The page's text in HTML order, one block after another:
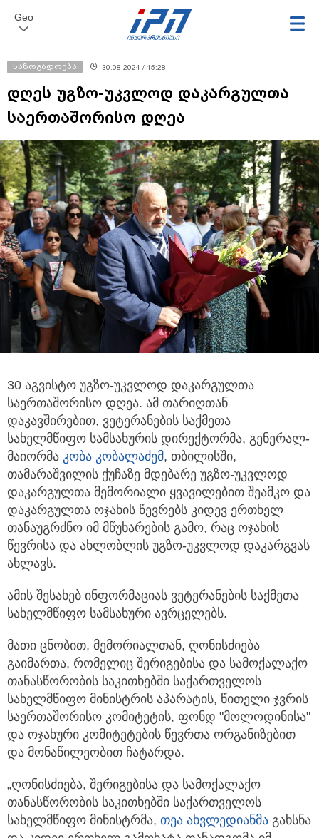
Geo
საზოგადოება 30.08.2024 / 15:28
დღეს უგზო-უკვლოდ დაკარგულთა
საერთაშორისო დღეა
30 აგვისტო უგზო-უკვლოდ დაკარგულთა
საერთაშორისო დღეა. ამ თარიღთან
დაკავშირებით, ვეტერანების საქმეთა
სახელმწიფო სამსახურის დირექტორმა, გენერალ-
მაიორმა კობა კობალაძემ, თბილისში,
თამარაშვილის ქუჩაზე მდებარე უგზო-უკვლოდ
დაკარგულთა მემორიალი ყვავილებით შეამკო და
დაკარგულთა ოჯახის წევრებს კიდევ ერთხელ
თანაუგრძნო იმ მწუხარების გამო, რაც ოჯახის
წევრისა და ახლობლის უგზო-უკვლოდ დაკარგვას
ახლავს.
ამის შესახებ ინფორმაციას ვეტერანების საქმეთა
სახელმწიფო სამსახური ავრცელებს.
მათი ცნობით, მემორიალთან, ღონისძიება
გაიმართა, რომელიც შერიგებისა და სამოქალაქო
თანასწორობის საკითხებში საქართველოს
სახელმწიფო მინისტრის აპარატის, წითელი ჯვრის
საერთაშორისო კომიტეტის, ფონდ "მოლოდინისა"
და ოჯახური კომიტეტების წევრთა ორგანიზებით
და მონაწილეობით ჩატარდა.
„ღონისძიება, შერიგებისა და სამოქალაქო
თანასწორობის საკითხებში საქართველოს
სახელმწიფო მინისტრმა, თეა ახვლედიანმა გახსნა